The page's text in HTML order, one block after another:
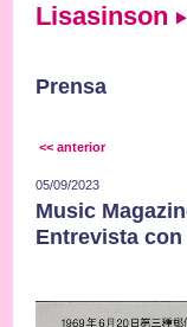
Lisasinson
Prensa
<< anterior
05/09/2023
Music
Entrevista